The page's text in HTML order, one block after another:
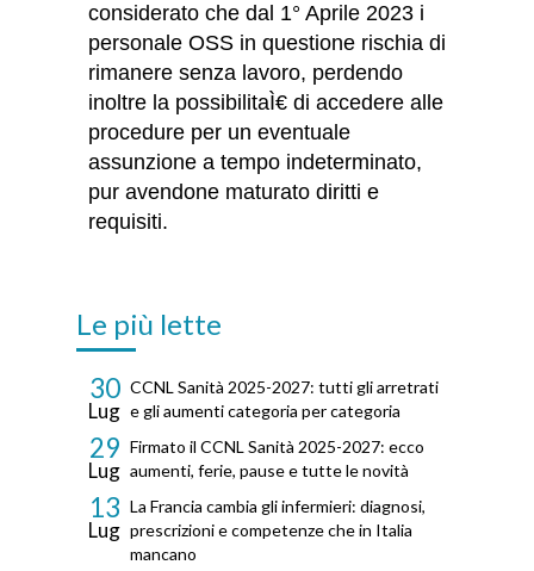
considerato che dal 1° Aprile 2023 i
personale OSS in questione rischia di
rimanere senza lavoro, perdendo
inoltre la possibilitaÌ€ di accedere alle
procedure per un eventuale
assunzione a tempo indeterminato,
pur avendone maturato diritti e
requisiti.
Le più lette
30
Lug
CCNL Sanità 2025-2027: tutti gli arretrati
e gli aumenti categoria per categoria
29
Lug
Firmato il CCNL Sanità 2025-2027: ecco
aumenti, ferie, pause e tutte le novità
13
Lug
La Francia cambia gli infermieri: diagnosi,
prescrizioni e competenze che in Italia
mancano